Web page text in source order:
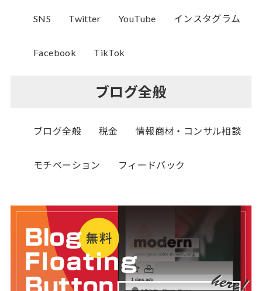
SNS Twitter YouTube インスタグラム
Facebook TikTok
ブログ全般
ブログ全般 税金 情報商材・コンサル相談
モチベーション フィードバック